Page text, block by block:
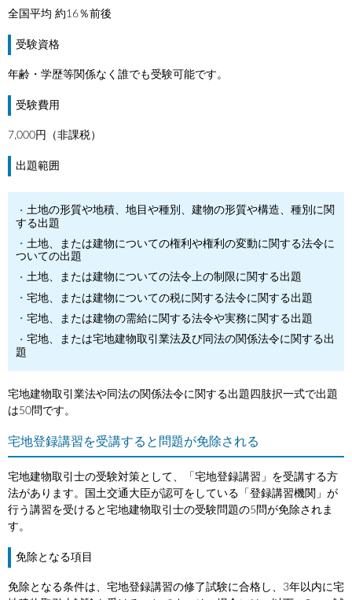
全国平均 約16％前後
受験資格
年齢・学歴等関係なく誰でも受験可能です。
受験費用
7,000円（非課税）
出題範囲
土地の形質や地積、地目や種別、建物の形質や構造、種別に関
する出題
土地、または建物についての権利や権利の変動に関する法令に
ついての出題
土地、または建物についての法令上の制限に関する出題
宅地、または建物についての税に関する法令に関する出題
宅地、または建物の需給に関する法令や実務に関する出題
宅地、または宅地建物取引業法及び同法の関係法令に関する出
題
宅地建物取引業法や同法の関係法令に関する出題四肢択一式で出題
は50問です。
宅地登録講習を受講すると問題が免除される
宅地建物取引士の受験対策として、「宅地登録講習」を受講する方
法があります。国土交通大臣が認可をしている「登録講習機関」が
行う講習を受けると宅地建物取引士の受験問題の5問が免除されま
す。
免除となる項目
免除となる条件は、宅地登録講習の修了試験に合格し、3年以内に宅